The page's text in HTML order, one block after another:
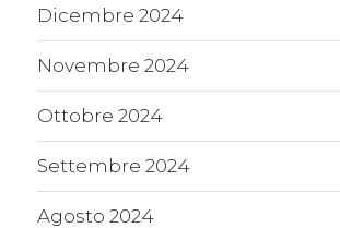
Dicembre 2024
Novembre 2024
Ottobre 2024
Settembre 2024
Agosto 2024